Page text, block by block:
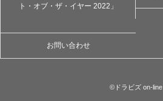
ト・オブ・ザ・イヤー 2022」
お問い合わせ
©ドラビズ on-line